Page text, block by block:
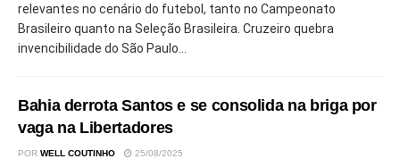
relevantes no cenário do futebol, tanto no Campeonato
Brasileiro quanto na Seleção Brasileira. Cruzeiro quebra
invencibilidade do São Paulo...
Bahia derrota Santos e se consolida na briga por
vaga na Libertadores
POR WELL COUTINHO 25/08/2025